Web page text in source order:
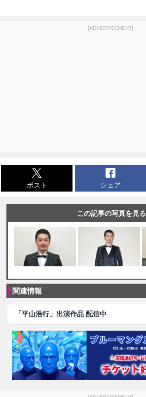
[ADVERTISEMENT]
ポスト シェア
この記事の写真を見る
関連情報
「平山浩行」出演作品 配信中